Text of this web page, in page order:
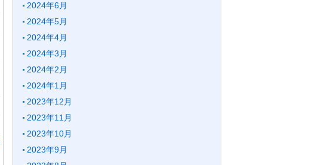
2024年6月
2024年5月
2024年4月
2024年3月
2024年2月
2024年1月
2023年12月
2023年11月
2023年10月
2023年9月